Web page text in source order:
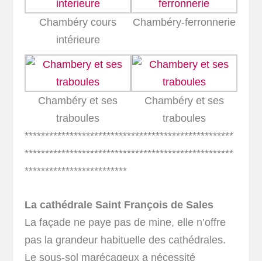
Chambéry cours
intérieure
Chambéry-ferronnerie
Chambéry et ses
traboules
Chambéry et ses
traboules
***************************************************
***************************************************
*************************
La cathédrale Saint François de Sales
La façade ne paye pas de mine, elle n’offre
pas la grandeur habituelle des cathédrales.
Le sous-sol marécageux a nécessité